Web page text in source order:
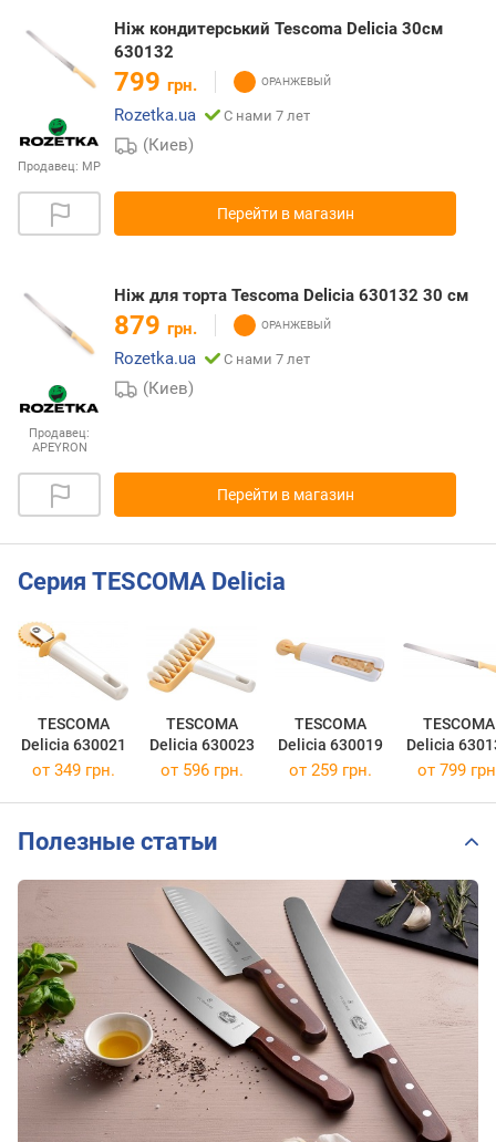
Продавец: МР
Ніж кондитерський Tescoma Delicia 30см
630132
799 грн.
Rozetka.ua
С нами 7 лет
(Киев)
Перейти в магазин
Продавец:
APEYRON
Ніж для торта Tescoma Delicia 630132 30 см
879 грн.
Rozetka.ua
С нами 7 лет
(Киев)
Перейти в магазин
Серия TESCOMA Delicia
TESCOMA
Delicia 630021
TESCOMA
Delicia 630023
TESCOMA
Delicia 630019
TESCOMA
Delicia
от 349 грн. от 596 грн. от 259 грн. от 799
Полезные статьи